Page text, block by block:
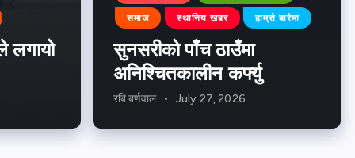
लगायो
समाज स्थानिय खबर हाम्रो बारेमा
सुनसरीको पाँच ठाउँमा
अनिश्चितकालीन कर्फ्यु
रबि बर्णवाल July 27, 2026